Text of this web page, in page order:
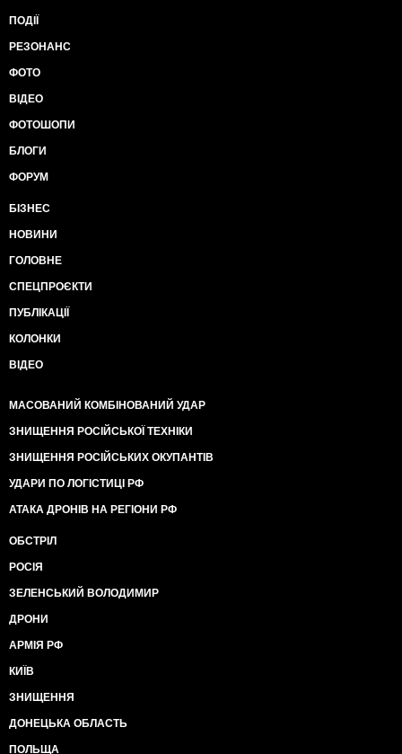
ПОДІЇ
РЕЗОНАНС
ФОТО
ВІДЕО
ФОТОШОПИ
БЛОГИ
ФОРУМ
БІЗНЕС
НОВИНИ
ГОЛОВНЕ
СПЕЦПРОЄКТИ
ПУБЛІКАЦІЇ
КОЛОНКИ
ВІДЕО
МАСОВАНИЙ КОМБІНОВАНИЙ УДАР
ЗНИЩЕННЯ РОСІЙСЬКОЇ ТЕХНІКИ
ЗНИЩЕННЯ РОСІЙСЬКИХ ОКУПАНТІВ
УДАРИ ПО ЛОГІСТИЦІ РФ
АТАКА ДРОНІВ НА РЕГІОНИ РФ
ОБСТРІЛ
РОСІЯ
ЗЕЛЕНСЬКИЙ ВОЛОДИМИР
ДРОНИ
АРМІЯ РФ
КИЇВ
ЗНИЩЕННЯ
ДОНЕЦЬКА ОБЛАСТЬ
ПОЛЬЩА